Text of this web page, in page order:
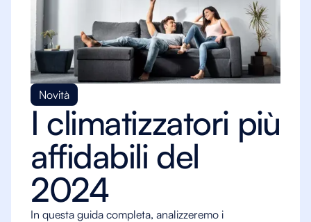
Novità
I climatizzatori più
affidabili del
2024
In questa guida completa, analizzeremo i